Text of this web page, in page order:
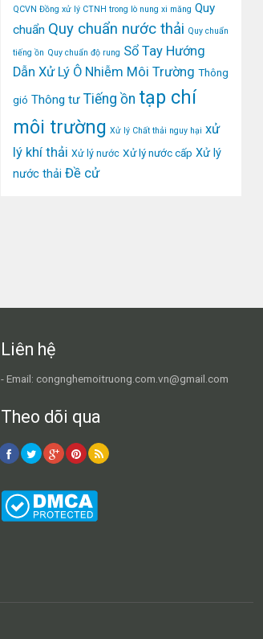
QCVN Đồng xử lý CTNH trong lò nung xi măng Quy
chuẩn Quy chuẩn nước thải Quy chuẩn
tiếng ồn Quy chuẩn độ rung Sổ Tay Hướng
Dẫn Xử Lý Ô Nhiễm Môi Trường Thông
gió Thông tư Tiếng ồn tạp chí
môi trường Xử lý Chất thải nguy hại xử
lý khí thải Xử lý nước Xử lý nước cấp Xử lý
nước thải Đề cử
Liên hệ
- Email: congnghemoitruong.com.vn@gmail.com
Theo dõi qua